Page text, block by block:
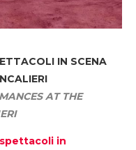
IN SCENA
AT THE
in